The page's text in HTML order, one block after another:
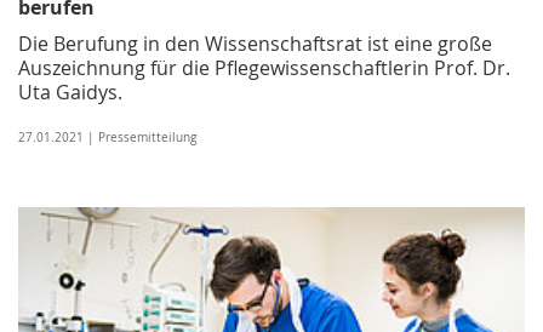
berufen
Die Berufung in den Wissenschaftsrat ist eine große
Auszeichnung für die Pflegewissenschaftlerin Prof. Dr.
Uta Gaidys.
27.01.2021 | Pressemitteilung